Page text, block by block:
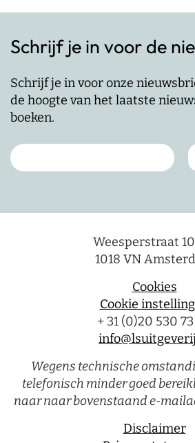
Schrijf je in voor de
Schrijf je in voor onze
de hoogte van het laatste
boeken.
Weesperstraat
1018 VN
Cookies
Cookie
+ 31 (0)20 530
Wegens technische
telefonisch minder goed
naar naar bovenstaand e-
Disclaimer